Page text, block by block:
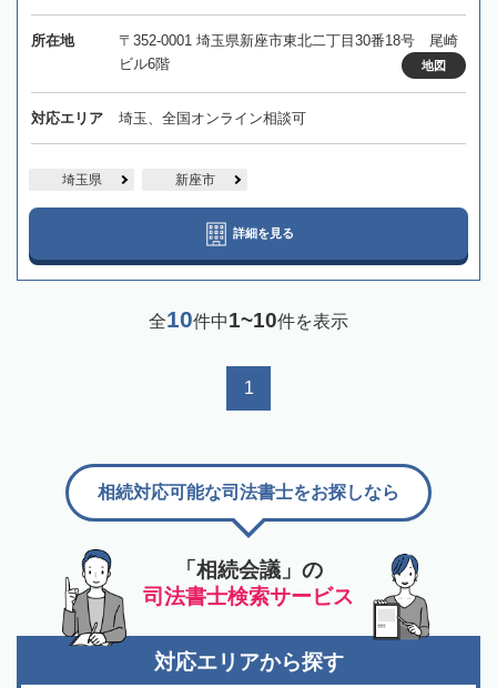
所在地
〒352-0001 埼玉県新座市東北二丁目30番18号 尾崎
ビル6階
地図
対応エリア 埼玉、全国オンライン相談可
埼玉県 新座市
詳細を見る
全10件中1~10件を表示
1
「相続会議」の
司法書士検索サービス
相続対応可能な司法書士をお探しなら
対応エリアから探す